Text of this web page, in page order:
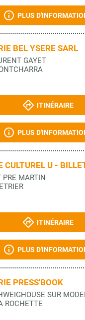
PLUS
BEL YSERE SARL
GAYET
ITINÉRAIRE
PLUS
CULTUREL U -
PRE MARTIN
ITINÉRAIRE
PLUS
PRESS'BOOK
SUR
ROCHETTE